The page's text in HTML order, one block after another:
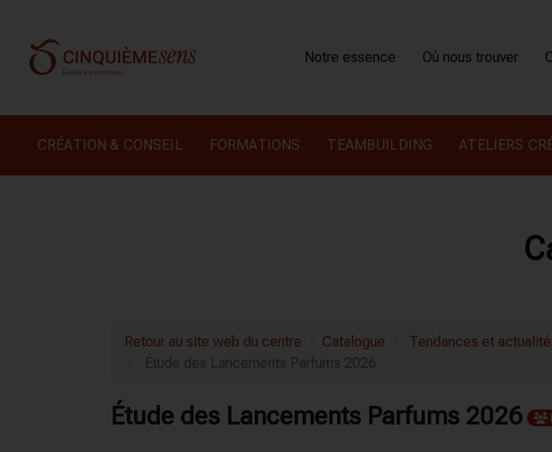
Notre essence Où nous trouver
CRÉATION & CONSEIL FORMATIONS TEAMBUILDING ATELIERS
Retour au site web du centre Catalogue
Tendances et
Étude des Lancements Parfums 2026
Étude des Lancements Parfums 2026